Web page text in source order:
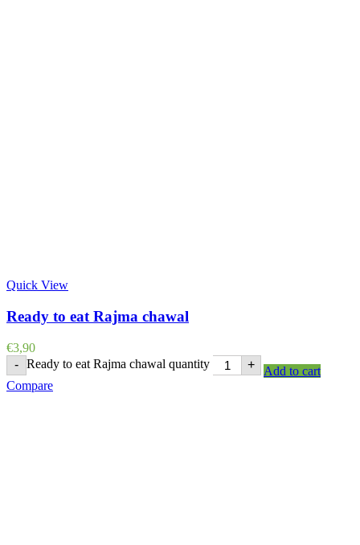
Quick View
Ready to eat Rajma chawal
€3,90
- Ready to eat Rajma chawal quantity +
Add to cart
Compare